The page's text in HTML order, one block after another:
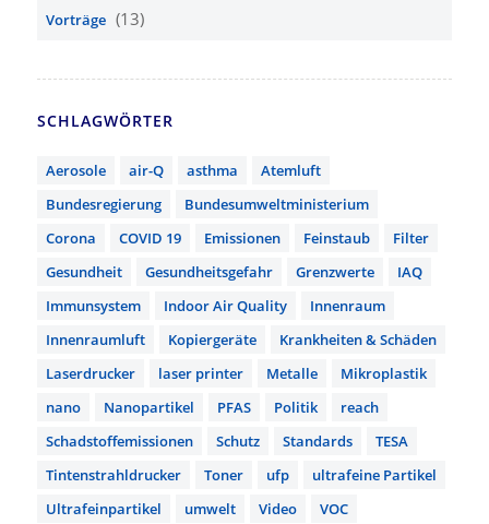
Vorträge (13)
SCHLAGWÖRTER
Aerosole air-Q asthma
Atemluft
Bundesregierung
Bundesumweltministerium
Corona
COVID 19 Emissionen Feinstaub
Filter
Gesundheit
Gesundheitsgefahr Grenzwerte
IAQ
Immunsystem
Indoor Air Quality
Innenraum
Innenraumluft
Kopiergeräte
Krankheiten & Schäden
Laserdrucker
laser printer Metalle
Mikroplastik
nano
Nanopartikel PFAS Politik
reach
Schadstoffemissionen
Schutz Standards
TESA
Tintenstrahldrucker
Toner ufp
ultrafeine Partikel
Ultrafeinpartikel
umwelt Video
VOC